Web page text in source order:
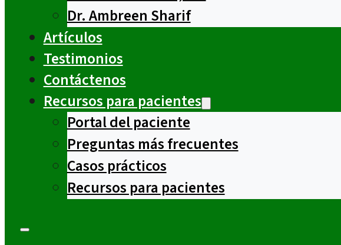
Dr. Ambreen Sharif
Artículos
Testimonios
Contáctenos
Recursos para pacientes
Portal del paciente
Preguntas más frecuentes
Casos prácticos
Recursos para pacientes